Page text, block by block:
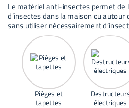
Le matériel anti-insectes permet de
d’insectes dans la maison ou autour
sans utiliser nécessairement d’insecticides. Pièges,
destructeurs électriques ou moustiquaires constituent des
solutions complémentaires pour capturer, bloquer ou réduire la
présence de moustiques, mouches et autres insectes volants.
Ces équipements sont généralement utilisés dans les pièces
de vie, les cuisines, les terrasses ou près des ouvertures afin
de protéger les espaces où les insectes apparaissent le plus
souvent.Pièges et
tapettes
Destructeurs
électriques